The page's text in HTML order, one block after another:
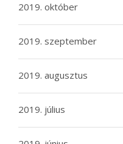
2019. október
2019. szeptember
2019. augusztus
2019. július